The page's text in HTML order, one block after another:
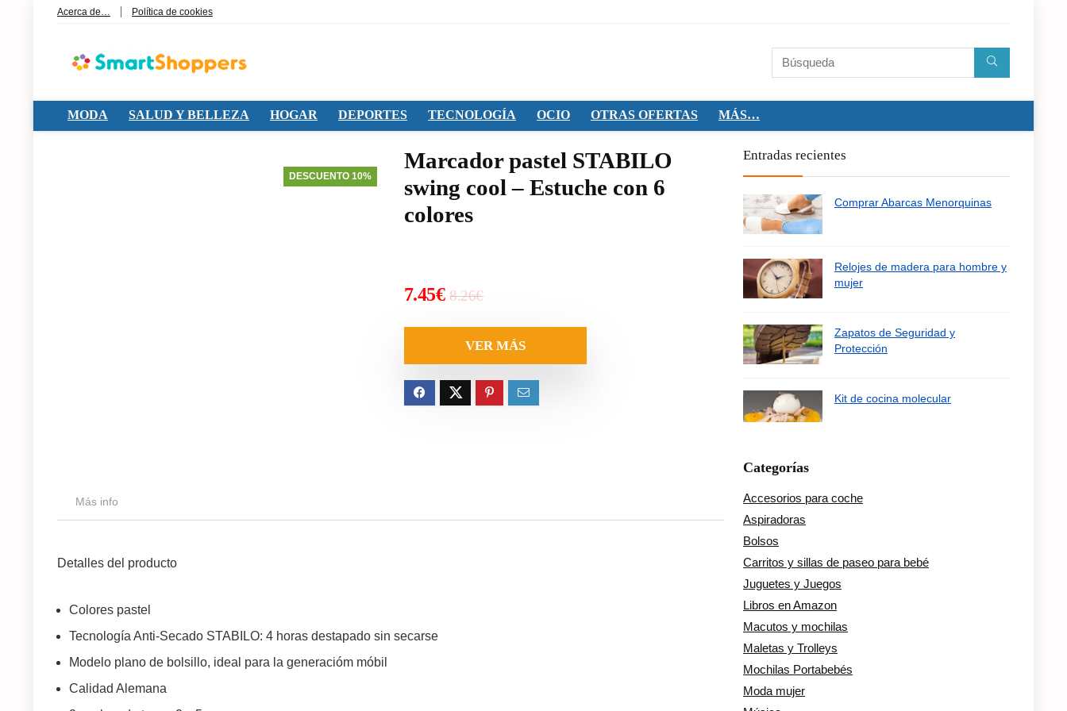
Acerca de… Política de cookies
MODA SALUD Y BELLEZA HOGAR DEPORTES TECNOLOGÍA OCIO OTRAS OFERTAS MÁS…
DESCUENTO 10%
Marcador pastel STABILO
swing cool – Estuche con 6
colores
8.26€El
original
era:
8.26€.
7.45€
El
actual
es:
7.45€.
VER MÁS
Más info
Detalles del producto
Colores pastel
Tecnología Anti-Secado STABILO: 4 horas destapado sin secarse
Modelo plano de bolsillo, ideal para la generacióm móbil
Calidad Alemana
Entradas recientes
Comprar Abarcas Menorquinas
Relojes de madera para hombre y
mujer
Zapatos de Seguridad y
Protección
Kit de cocina molecular
Categorías
Accesorios para coche
Aspiradoras
Bolsos
Carritos y sillas de paseo para bebé
Juguetes y Juegos
Libros en Amazon
Macutos y mochilas
Maletas y Trolleys
Mochilas Portabebés
Moda mujer